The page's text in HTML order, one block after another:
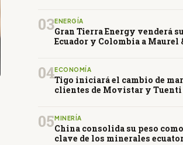
03ENERGÍA
Gran Tierra Energy venderá
Ecuador y Colombia a Maurel
04ECONOMÍA
Tigo iniciará el cambio de
clientes de Movistar y Tuenti
05 MINERÍA
China consolida su peso
clave de los minerales